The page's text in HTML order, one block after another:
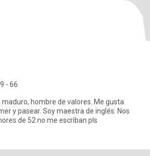
- 66
hombre de valores. Me gusta
y pasear. Soy maestra de inglés. Nos
de 52 no me escriban pls